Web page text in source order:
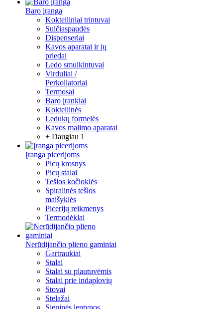
Baro įranga
Kokteiliniai trintuvai
Sulčiaspaudės
Dispenseriai
Kavos aparatai ir jų
priedai
Ledo smulkintuvai
Virduliai /
Perkoliatoriai
Termosai
Baro įrankiai
Kokteilinės
Ledukų formelės
Kavos malimo aparatai
+ Daugiau 1
Įranga picerijoms
Picų krosnys
Picų stalai
Tešlos kočioklės
Spiralinės tešlos
maišyklės
Picerijų reikmenys
Termodėklai
Nerūdijančio plieno gaminiai
Gartraukiai
Stalai
Stalai su plautuvėmis
Stalai prie indaplovių
Stovai
Stelažai
Sieninės lentynos